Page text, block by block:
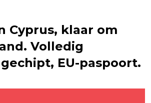
Cyprus, klaar om
Volledig
EU-paspoort.